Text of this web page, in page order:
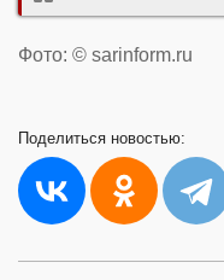
Фото: © sarinform.ru
Поделиться новостью: